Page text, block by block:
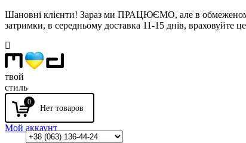
Шановні клієнти! Зараз ми ПРАЦЮЄМО, але в обмеженому
затримки, в середньому доставка 11-15 днів, враховуйте
твой
стиль
0
Мой аккаунт